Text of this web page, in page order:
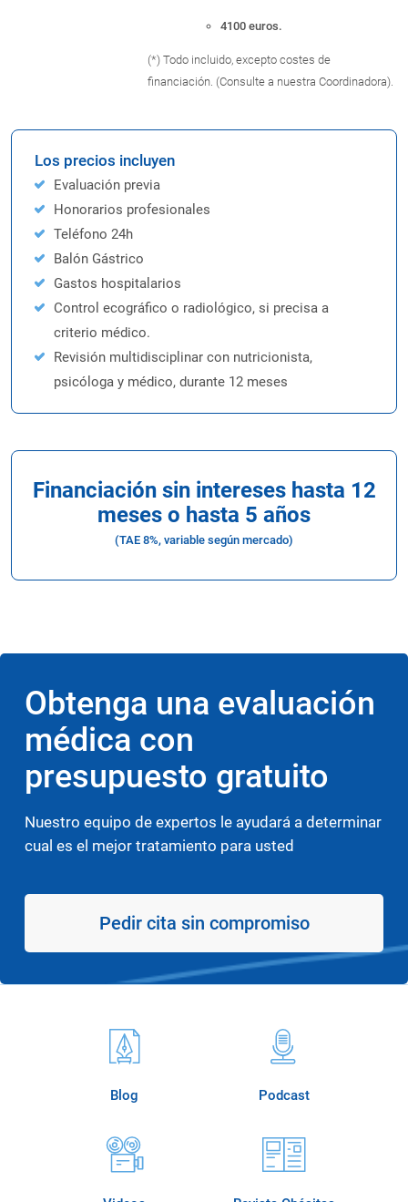
4100 euros.
(*) Todo incluido, excepto costes de
financiación. (Consulte a nuestra Coordinadora).
Los precios incluyen
Evaluación previa
Honorarios profesionales
Teléfono 24h
Balón Gástrico
Gastos hospitalarios
Control ecográfico o radiológico, si precisa a
criterio médico.
Revisión multidisciplinar con nutricionista,
psicóloga y médico, durante 12 meses
Financiación sin intereses hasta 12
meses o hasta 5 años
(TAE 8%, variable según mercado)
Obtenga una evaluación
médica con
presupuesto gratuito
Nuestro equipo de expertos le ayudará a determinar
cual es el mejor tratamiento para usted
Pedir cita sin compromiso
Blog Podcast